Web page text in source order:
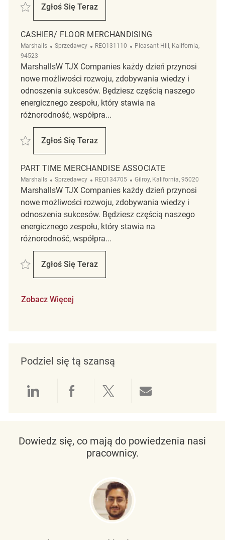
Zapisać Merchandising Associate - Part Time REQ118958
Zgłoś Się Teraz
Merchandising Associate - Part Time
CASHIER/ FLOOR MERCHANDISING
Marshalls Kategoria
Sprzedawcy ReqId
REQ131110 Lokalizacja
Pleasant Hill, Kalifornia,
94523
MarshallsW TJX Companies każdy dzień przynosi
nowe możliwości rozwoju, zdobywania wiedzy i
odnoszenia sukcesów. Będziesz częścią naszego
energicznego zespołu, który stawia na
różnorodność, współpra...
Zapisać Cashier/ Floor merchandising REQ131110
Zgłoś Się Teraz
Cashier/ Floor Merchandising
PART TIME MERCHANDISE ASSOCIATE
Marshalls Kategoria
Sprzedawcy ReqId
REQ134705 Lokalizacja
Gilroy, Kalifornia, 95020
MarshallsW TJX Companies każdy dzień przynosi
nowe możliwości rozwoju, zdobywania wiedzy i
odnoszenia sukcesów. Będziesz częścią naszego
energicznego zespołu, który stawia na
różnorodność, współpra...
Zapisać Part Time Merchandise Associate REQ134705
Zgłoś Się Teraz
Part Time Merchandise Associate
Zobacz Więcej
Podziel się tą szansą
Udostępnianie przez LinkedIn
Udostępnianie przez
Udostępnij przez
Dowiedz się, co mają do powiedzenia nasi
pracownicy.